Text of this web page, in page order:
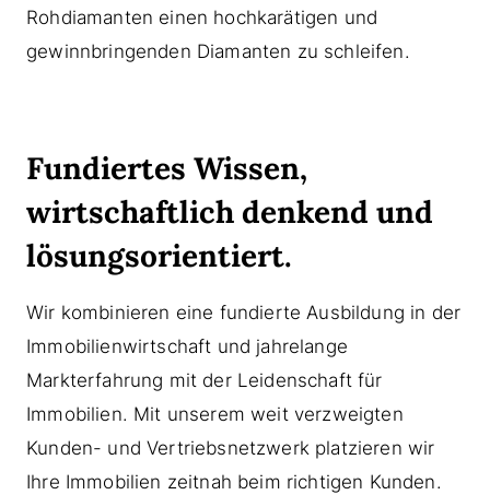
Rohdiamanten einen hochkarätigen und
gewinnbringenden Diamanten zu schleifen.
Fundiertes Wissen,
wirtschaftlich denkend und
lösungsorientiert.
Wir kombinieren eine fundierte Ausbildung in der
Immobilienwirtschaft und jahrelange
Markterfahrung mit der Leidenschaft für
Immobilien. Mit unserem weit verzweigten
Kunden- und Vertriebsnetzwerk platzieren wir
Ihre Immobilien zeitnah beim richtigen Kunden.